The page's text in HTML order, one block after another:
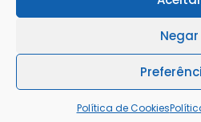
Negar
Política de Cookies